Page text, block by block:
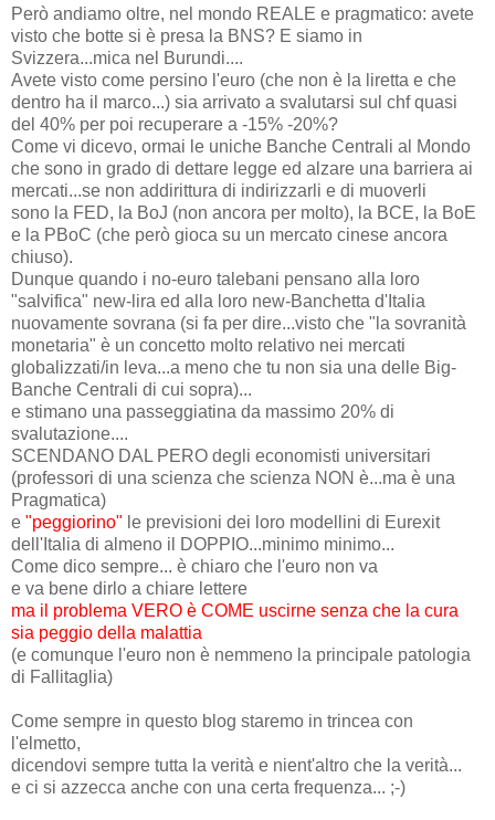
Però andiamo oltre, nel mondo REALE e pragmatico: avete
visto che botte si è presa la BNS? E siamo in
Svizzera...mica nel Burundi....
Avete visto come persino l'euro (che non è la liretta e che
dentro ha il marco...) sia arrivato a svalutarsi sul chf quasi
del 40% per poi recuperare a -15% -20%?
Come vi dicevo, ormai le uniche Banche Centrali al Mondo
che sono in grado di dettare legge ed alzare una barriera ai
mercati...se non addirittura di indirizzarli e di muoverli
sono la FED, la BoJ (non ancora per molto), la BCE, la BoE
e la PBoC (che però gioca su un mercato cinese ancora
chiuso).
Dunque quando i no-euro talebani pensano alla loro
"salvifica" new-lira ed alla loro new-Banchetta d'Italia
nuovamente sovrana (si fa per dire...visto che "la sovranità
monetaria" è un concetto molto relativo nei mercati
globalizzati/in leva...a meno che tu non sia una delle Big-
Banche Centrali di cui sopra)...
e stimano una passeggiatina da massimo 20% di
svalutazione....
SCENDANO DAL PERO degli economisti universitari
(professori di una scienza che scienza NON è...ma è una
Pragmatica)
e "peggiorino" le previsioni dei loro modellini di Eurexit
dell'Italia di almeno il DOPPIO...minimo minimo...
Come dico sempre... è chiaro che l'euro non va
e va bene dirlo a chiare lettere
ma il problema VERO è COME uscirne senza che la cura
sia peggio della malattia
(e comunque l'euro non è nemmeno la principale patologia
di Fallitaglia)
Come sempre in questo blog staremo in trincea con
l'elmetto,
dicendovi sempre tutta la verità e nient'altro che la verità...
e ci si azzecca anche con una certa frequenza... ;-)